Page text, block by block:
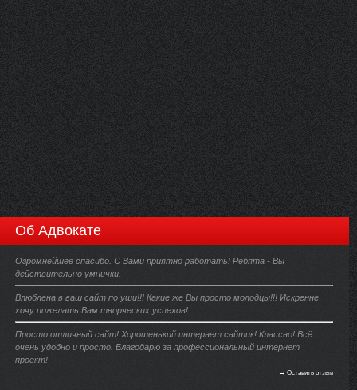
Об Адвокате
Огромнейшее спасибо. С Вами приятно работать! Ребята - Вы
действительно умнички.
Влюблена в ваш сайт по уши!!! Какие же Вы просто молодцы!!! Искренне
хочу пожелать Вам творческих успехов!
Просто отличный сайт! Хорошенький интернет сайтик! Классно! Всё
очень удобно и просто. Благодарю за профессиональный интернет
проект!
→ Оставить отзыв